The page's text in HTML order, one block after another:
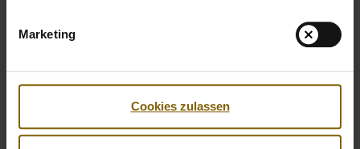
Marketing
Cookies zulassen